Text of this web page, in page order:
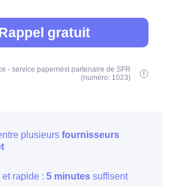
gratuit
plusieurs fournisseurs
rapide : 5 minutes suffisent
- service papernest partenaire de SFR
(numéro: 1023)